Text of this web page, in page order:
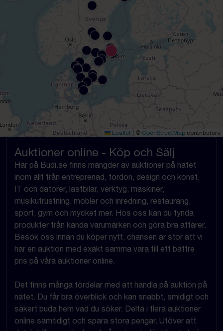
Leaflet © OpenStreetMap contributors
Auktioner online - Köp och Sälj
Här på Budi.se finns mängder av auktioner på nätet
inom allt från entreprenad, fordon, design och konst,
IT och datorer, lastbilar, verktyg, maskiner,
musikutrustning, möbler och inredning, restaurang,
sport, gym och mycket mer. Hos oss kan du fynda
produkter från kända varumärken och göra bra affärer.
Besök oss innan du köper nytt, chansen är stor att vi
har en auktion med exakt samma vara till ett bättre
pris på våra auktioner online.
Det finns många fördelar med att handla på auktion på
nätet. Du får bra överblick och kan snabbt, smidigt och
säkert buda hem vad du söker. Delta i flera auktioner
online samtidigt och spara stora pengar. Utöver att